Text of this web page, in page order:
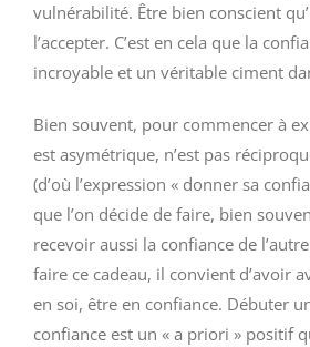
vulnérabilité. Être bien conscient
l’accepter. C’est en cela que la
incroyable et un véritable ciment
Bien souvent, pour commencer à
est asymétrique, n’est pas
(d’où l’expression « donner sa
que l’on décide de faire, bien
recevoir aussi la confiance de
faire ce cadeau, il convient d’avoir
en soi, être en confiance. Débuter
confiance est un « a priori » positif